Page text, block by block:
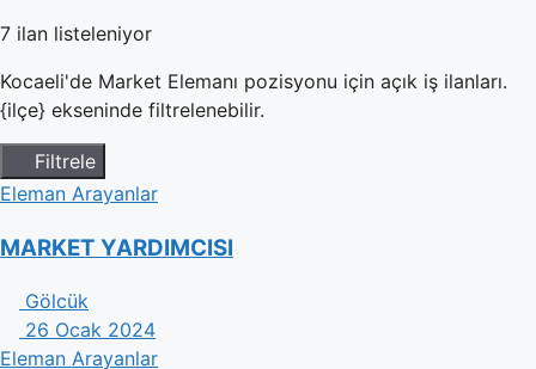
7 ilan listeleniyor
Kocaeli'de Market Elemanı pozisyonu için açık iş ilanları.
{ilçe} ekseninde filtrelenebilir.
Filtrele
Eleman Arayanlar
MARKET YARDIMCISI
Gölcük
26 Ocak 2024
Eleman Arayanlar